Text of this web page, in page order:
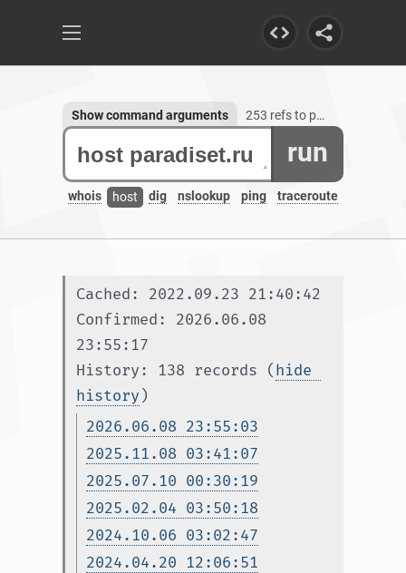
run
whois host dig nslookup ping traceroute
Show command arguments 253 refs to paradiset.ru
Cached: 2022.09.23 21:40:42
Confirmed: 2026.06.08
23:55:17
History: 138 records (hide
history )
2026.06.08 23:55:03
2025.11.08 03:41:07
2025.07.10 00:30:19
2025.02.04 03:50:18
2024.10.06 03:02:47
2024.04.20 12:06:51